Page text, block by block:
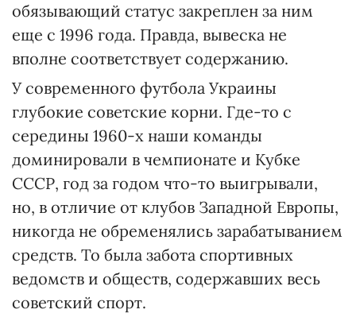
обязывающий статус закреплен за ним
еще с 1996 года. Правда, вывеска не
вполне соответствует содержанию.
У современного футбола Украины
глубокие советские корни. Где-то с
середины 1960-х наши команды
доминировали в чемпионате и Кубке
СССР, год за годом что-то выигрывали,
но, в отличие от клубов Западной Европы,
никогда не обременялись зарабатыванием
средств. То была забота спортивных
ведомств и обществ, содержавших весь
советский спорт.